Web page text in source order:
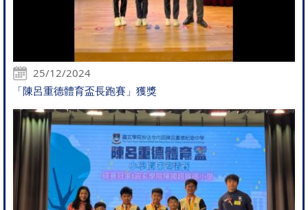
25/12/2024
「陳呂重德體育盃長跑賽」獲獎